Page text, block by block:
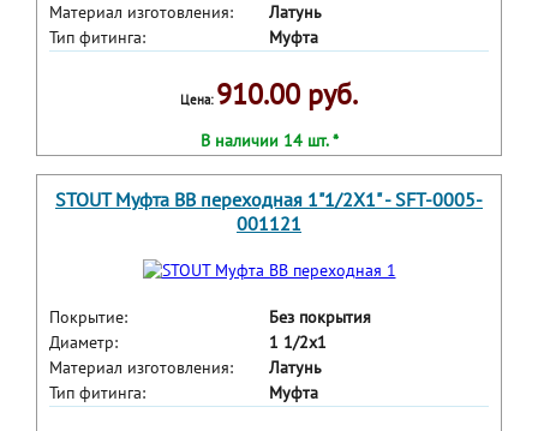
Материал изготовления:
Латунь
Тип фитинга:
Муфта
Цена: 910.00 руб.
В наличии 14 шт. *
STOUT Муфта ВВ переходная 1"1/2X1" - SFT-0005-
001121
Покрытие:
Без покрытия
Диаметр:
1 1/2x1
Материал изготовления:
Латунь
Тип фитинга:
Муфта